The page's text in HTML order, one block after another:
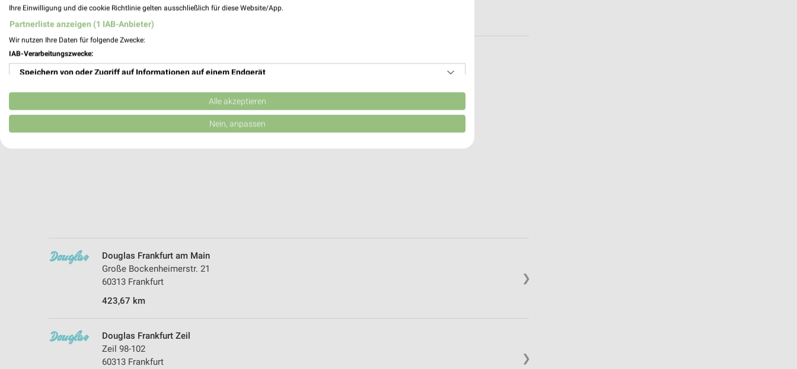
431,37 km
❯
Douglas Frankfurt am Main
Große Bockenheimerstr. 21
60313 Frankfurt
423,67 km
❯
Douglas Frankfurt Zeil
Zeil 98-102
60313 Frankfurt
Ihre Einwilligung und die cookie Richtlinie gelten ausschließlich für diese Website/App.
Partnerliste anzeigen (1 IAB-Anbieter)
Wir nutzen Ihre Daten für folgende Zwecke:
IAB-Verarbeitungszwecke:
Speichern von oder Zugriff auf Informationen auf einem Endgerät
Verwendung reduzierter Daten zur Auswahl von Werbeanzeigen
Erstellung von Profilen für personalisierte Werbung
Analyse von Zielgruppen durch Statistiken oder Kombinationen von Daten aus verschiedenen
Entwicklung und Verbesserung der Angebote
IAB-Besonderheiten:
Verwendung genauer Standortdaten
Alle akzeptieren
Nein, anpassen